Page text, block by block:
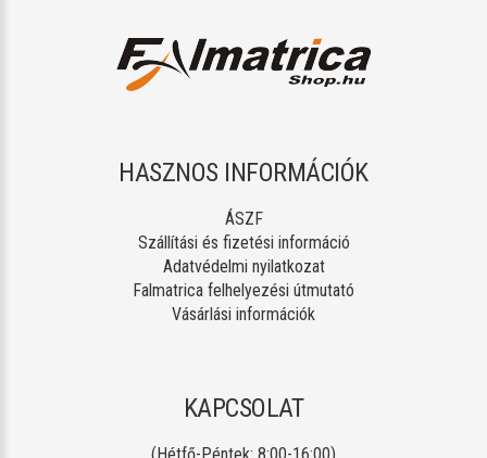
HASZNOS INFORMÁCIÓK
ÁSZF
Szállítási és fizetési információ
Adatvédelmi nyilatkozat
Falmatrica felhelyezési útmutató
Vásárlási információk
KAPCSOLAT
(Hétfő-Péntek: 8:00-16:00)